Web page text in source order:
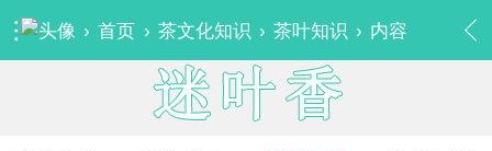
› 首页 › 茶文化知识 › 茶叶知识 › 内容